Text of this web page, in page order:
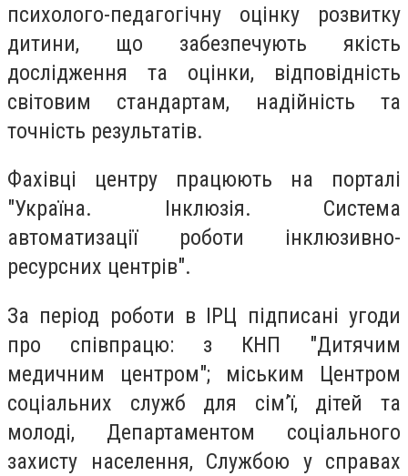
психолого-педагогічну оцінку розвитку
дитини, що забезпечують якість
дослідження та оцінки, відповідність
світовим стандартам, надійність та
точність результатів.
Фахівці центру працюють на порталі
"Україна. Інклюзія. Система
автоматизації роботи інклюзивно-
ресурсних центрів".
За період роботи в ІРЦ підписані угоди
про співпрацю: з КНП "Дитячим
медичним центром"; міським Центром
соціальних служб для сім’ї, дітей та
молоді, Департаментом соціального
захисту населення, Службою у справах